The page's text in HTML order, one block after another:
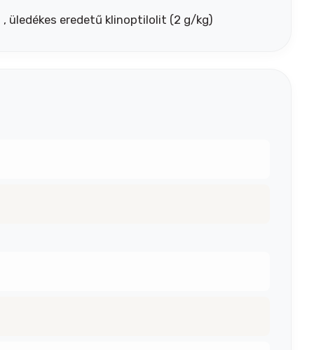
üledékes eredetű klinoptilolit (2 g/kg)